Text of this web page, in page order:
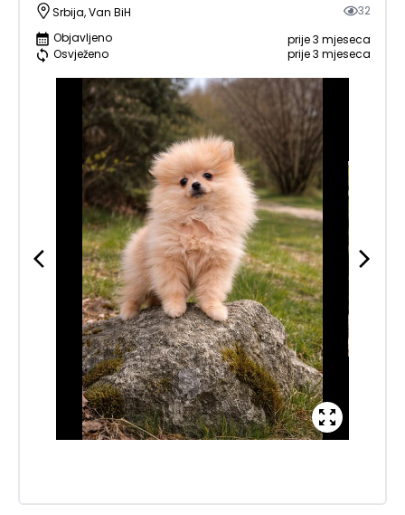
Srbija, Van BiH
32
Objavljeno
Osvježeno
prije 3 mjeseca
prije 3 mjeseca